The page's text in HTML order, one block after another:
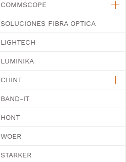
COMMSCOPE
SOLUCIONES FIBRA OPTICA
LIGHTECH
LUMINIKA
CHINT
BAND-IT
HONT
WOER
STARKER